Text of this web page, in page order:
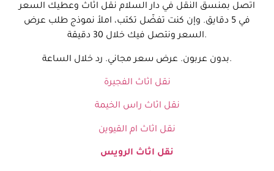
اتصل بمنسق النقل في دار السلام نقل اثاث وعطيك السعر
في 5 دقايق. وإن كنت تفضّل تكتب، املأ نموذج طلب عرض
السعر ونتصل فيك خلال 30 دقيقة.
بدون عربون. عرض سعر مجاني. رد خلال الساعة.
نقل اثاث الفجيرة
نقل اثاث راس الخيمة
نقل اثاث ام القيوين
نقل اثاث الرويس